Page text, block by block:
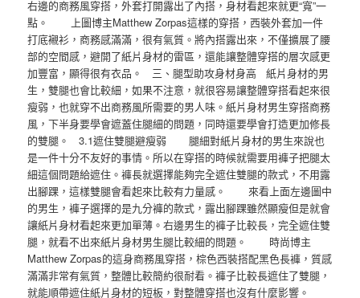
右邊的商務風穿搭，外套打開露出了內搭，身材看起來就更“寬”一
點。 上圖博主Matthew Zorpas這樣的穿搭，西裝外套加一件
打底襯衫，商務感滿滿，很有氣質。將內搭露出來，不僅擴展了腰
部的空間感，避開了紙片身材的雷區，還能讓整體穿搭的層次感更
加豐富，顯得很有衣品。 三、腿型助攻身材身高 紙片身材的男
生，雙腿也會比較細，如果不注意，就很容易讓整體穿搭看起來很
瘦弱，也就穿不出商務風所需要的男人味。紙片身材男生穿搭商務
風，下半身要學會遮蓋住腿細的問題，同時還要學會打造更加修長
的雙腿。 3.1遮住雙腿避瘦弱 腿細對紙片身材的男生來說也
是一件十分不友好的事情。所以在穿搭的時候就需要用褲子把腿太
細這個問題給遮住。褲長就選擇能夠完全遮住雙腿的款式，不用露
出腳踝，這樣雙腿會看起來比較有力量感。 來看上面左邊圖中
的男生，褲子選擇的是九分褲的款式，露出腳踝雖然顯瘦但是就會
讓紙片身材看起來更加單薄。右邊男生的褲子比較長，完全遮住雙
腿，就看不出來紙片身材男生腿比較細的問題。 時尚博主
Matthew Zorpas的這身商務風穿搭，棕色西裝搭配黑色長褲，質感
滿滿非常有氣質，整體比較簡約很耐看。褲子比較長遮住了雙腿，
就能順帶遮住紙片身材的短板，對整體穿搭也沒有什麼影響。